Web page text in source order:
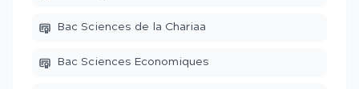
Bac Sciences de la Chariaa
Bac Sciences Economiques